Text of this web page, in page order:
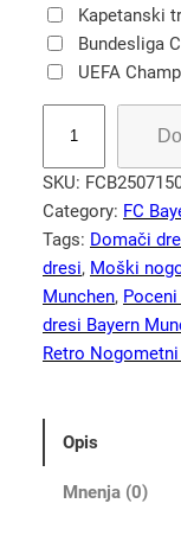
Kapetanski
Bundesliga
UEFA
t
r
o
n
o
g
o
SKU:
Category: FC
Tags: Domači
dresi, Moški
Munchen,
dresi Bayern
Retro
Opis
Mnenja (0)